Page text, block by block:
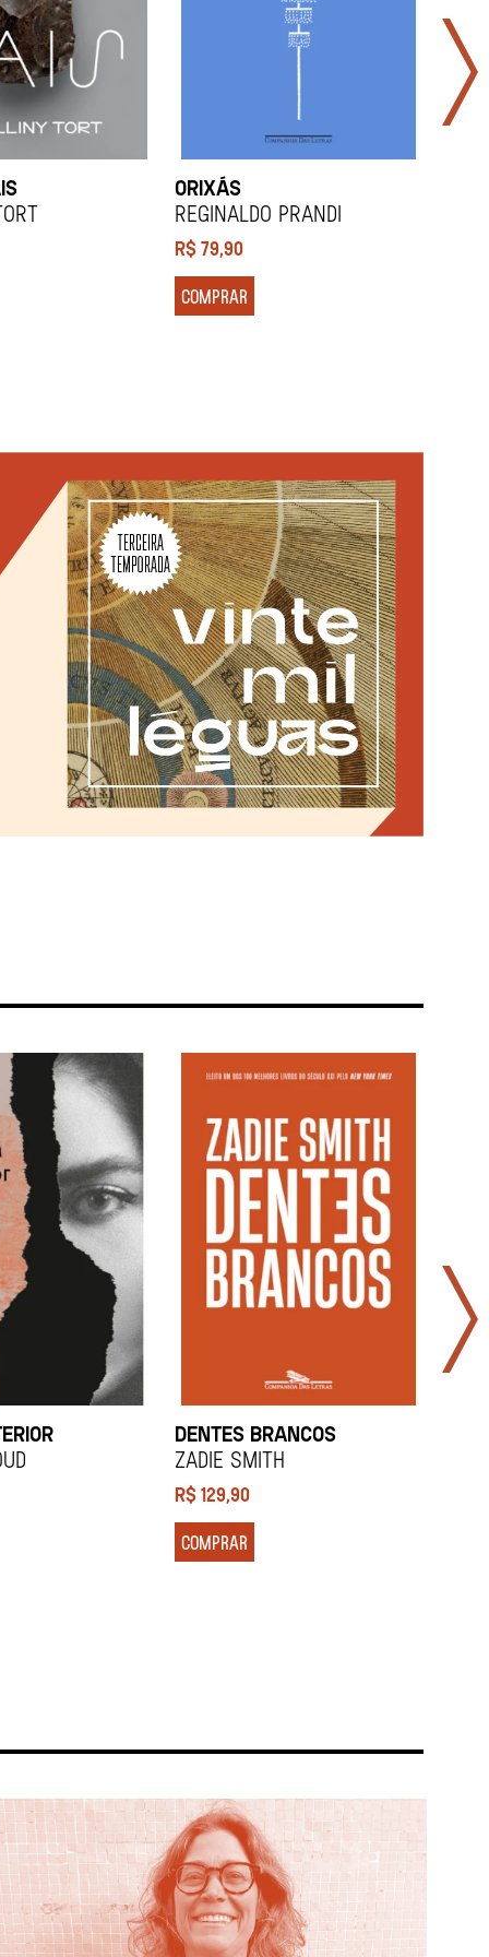
ORIXÁS
REGINALDO PRANDI
R$79,90
COMPRAR
DENTES BRANCOS
Zadie Smith
R$129,90
COMPRAR